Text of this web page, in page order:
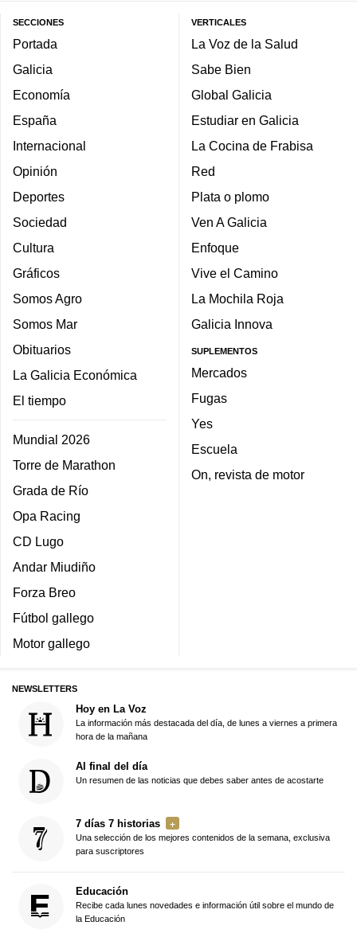
SECCIONES
Portada
Galicia
Economía
España
Internacional
Opinión
Deportes
Sociedad
Cultura
Gráficos
Somos Agro
Somos Mar
Obituarios
La Galicia Económica
El tiempo
Mundial 2026
Torre de Marathon
Grada de Río
Opa Racing
CD Lugo
Andar Miudiño
Forza Breo
Fútbol gallego
Motor gallego
VERTICALES
La Voz de la Salud
Sabe Bien
Global Galicia
Estudiar en Galicia
La Cocina de Frabisa
Red
Plata o plomo
Ven A Galicia
Enfoque
Vive el Camino
La Mochila Roja
Galicia Innova
SUPLEMENTOS
Mercados
Fugas
Yes
Escuela
On, revista de motor
NEWSLETTERS
Hoy en La Voz
La información más destacada del día, de lunes a viernes a primera
hora de la mañana
Al final del día
Un resumen de las noticias que debes saber antes de acostarte
7 días 7 historias
Una selección de los mejores contenidos de la semana, exclusiva
para suscriptores
Educación
Recibe cada lunes novedades e información útil sobre el mundo de
la Educación